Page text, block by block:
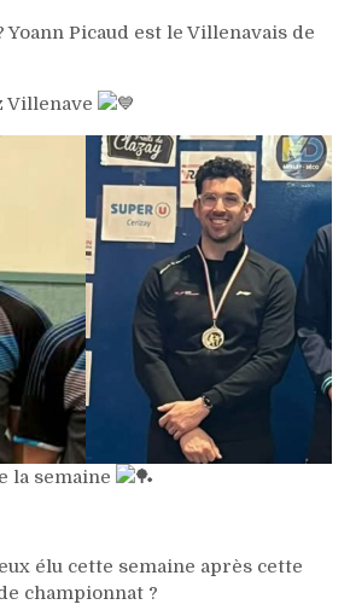
Yoann Picaud est le Villenavais de
Villenave
la semaine
élu cette semaine après cette
championnat ?